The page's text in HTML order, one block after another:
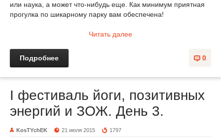
или наука, а может что-нибудь еще. Как минимум приятная
прогулка по шикарному парку вам обеспечена!
Читать далее
0
Подробнее
I фестиваль йоги, позитивных
энергий и ЗОЖ. День 3.
KosTYchEK 21 июля 2015 1797